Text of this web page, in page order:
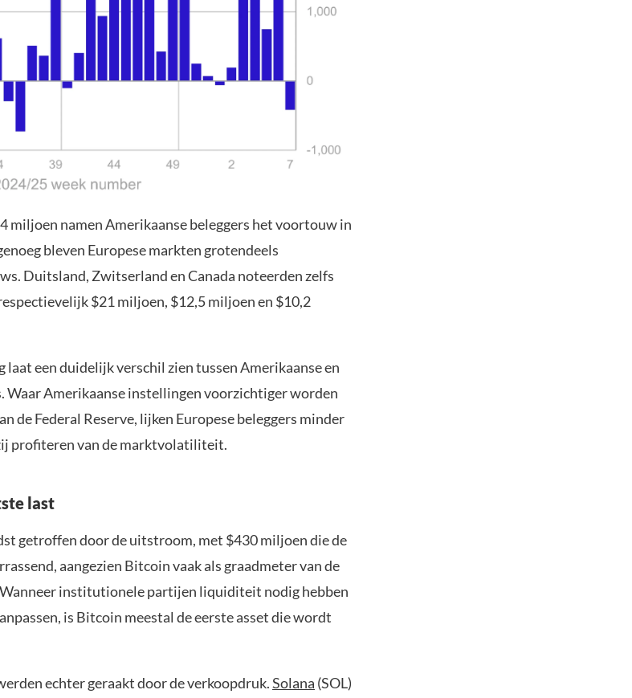
miljoen namen Amerikaanse beleggers het voortouw in
bleven Europese markten grotendeels
Duitsland, Zwitserland en Canada noteerden zelfs
$21 miljoen, $12,5 miljoen en $10,2
laat een duidelijk verschil zien tussen Amerikaanse en
Waar Amerikaanse instellingen voorzichtiger worden
de Federal Reserve, lijken Europese beleggers minder
profiteren van de marktvolatiliteit.
last
getroffen door de uitstroom, met $430 miljoen die de
aangezien Bitcoin vaak als graadmeter van de
institutionele partijen liquiditeit nodig hebben
is Bitcoin meestal de eerste asset die wordt
echter geraakt door de verkoopdruk.Solana (SOL)